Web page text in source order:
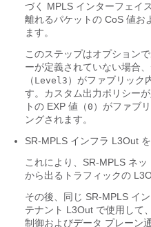
づく MPLS インターフェイ
離れるパケットの CoS 値お
ます。
このステップはオプション
ーが定義されていない場合
（ Level3 ）がファブリック
す。カスタム出力ポリシー
トの EXP 値（0 ）がファブ
ングされます。
SR-MPLS インフラ L3Out を
これにより、SR-MPLS ネ
から出るトラフィックの
その後、同じ SR-MPLS イ
テナント L3Out で使用して
制御およびデータ プレーン